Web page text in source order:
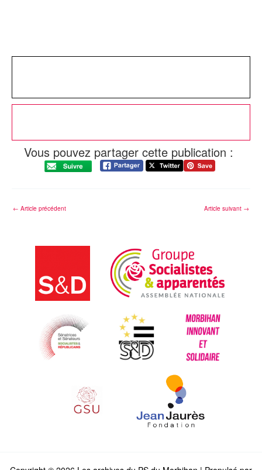
Vous pouvez partager cette publication :
← Article précédent Article suivant →